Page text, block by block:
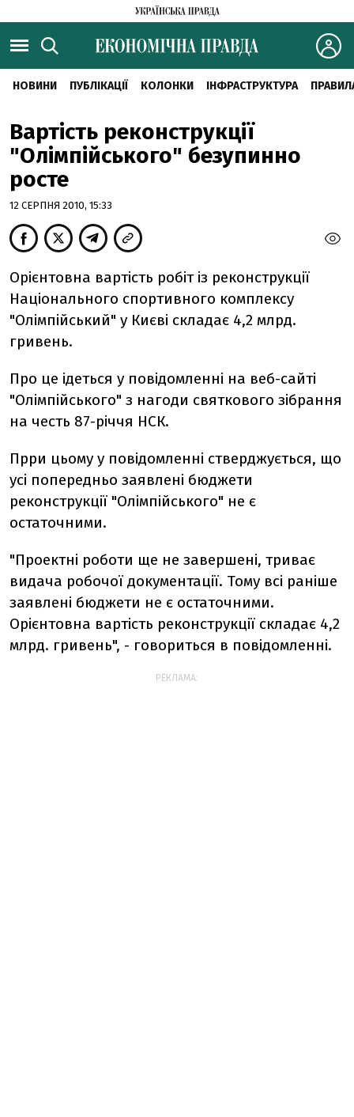
НОВИНИ ПУБЛІКАЦІЇ КОЛОНКИ ІНФРАСТРУКТУРА
Вартість реконструкції
"Олімпійського" безупинно
росте
12 СЕРПНЯ 2010, 15:33
Орієнтовна вартість робіт із реконструкції
Національного спортивного комплексу
"Олімпійський" у Києві складає 4,2 млрд.
гривень.
Про це ідеться у повідомленні на веб-сайті
"Олімпійського" з нагоди святкового зібрання
на честь 87-річчя НСК.
Прри цьому у повідомленні стверджується, що
усі попередньо заявлені бюджети
реконструкції "Олімпійського" не є
остаточними.
"Проектні роботи ще не завершені, триває
видача робочої документації. Тому всі раніше
заявлені бюджети не є остаточними.
Орієнтовна вартість реконструкції складає 4,2
млрд. гривень", - говориться в повідомленні.
РЕКЛАМА: